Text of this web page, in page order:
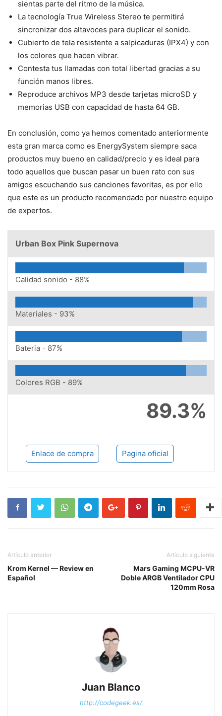
sientas parte del ritmo de la música.
La tecnología True Wireless Stereo te permitirá
sincronizar dos altavoces para duplicar el sonido.
Cubierto de tela resistente a salpicaduras (IPX4) y con
los colores que hacen vibrar.
Contesta tus llamadas con total libertad gracias a su
función manos libres.
Reproduce archivos MP3 desde tarjetas microSD y
memorias USB con capacidad de hasta 64 GB.
En conclusión, como ya hemos comentado anteriormente
esta gran marca como es EnergySystem siempre saca
productos muy bueno en calidad/precio y es ideal para
todo aquellos que buscan pasar un buen rato con sus
amigos escuchando sus canciones favoritas, es por ello
que este es un producto recomendado por nuestro equipo
de expertos.
Urban Box Pink Supernova
Calidad sonido - 88%
Materiales - 93%
Bateria - 87%
Colores RGB - 89%
89.3%
Enlace de compra Pagina oficial
Artículo anterior
Krom Kernel — Review en
Español
Artículo siguiente
Mars Gaming MCPU-VR
Doble ARGB Ventilador CPU
120mm Rosa
Juan Blanco
http://codegeek.es/